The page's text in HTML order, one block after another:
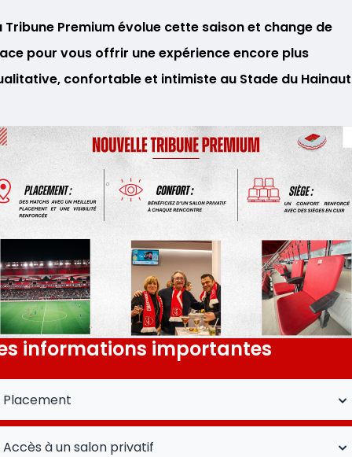
Tribune Premium évolue cette saison et change de
pour vous offrir une expérience encore plus
confortable et intimiste au Stade du
informations importantes
Placement
Accès à un salon privatif